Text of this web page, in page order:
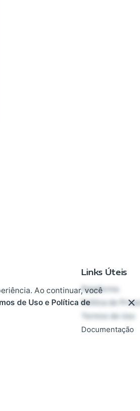
Links Úteis
Plataforma
Política de
Termos de Uso
Documentação
Ao continuar, você
de Uso e Política de